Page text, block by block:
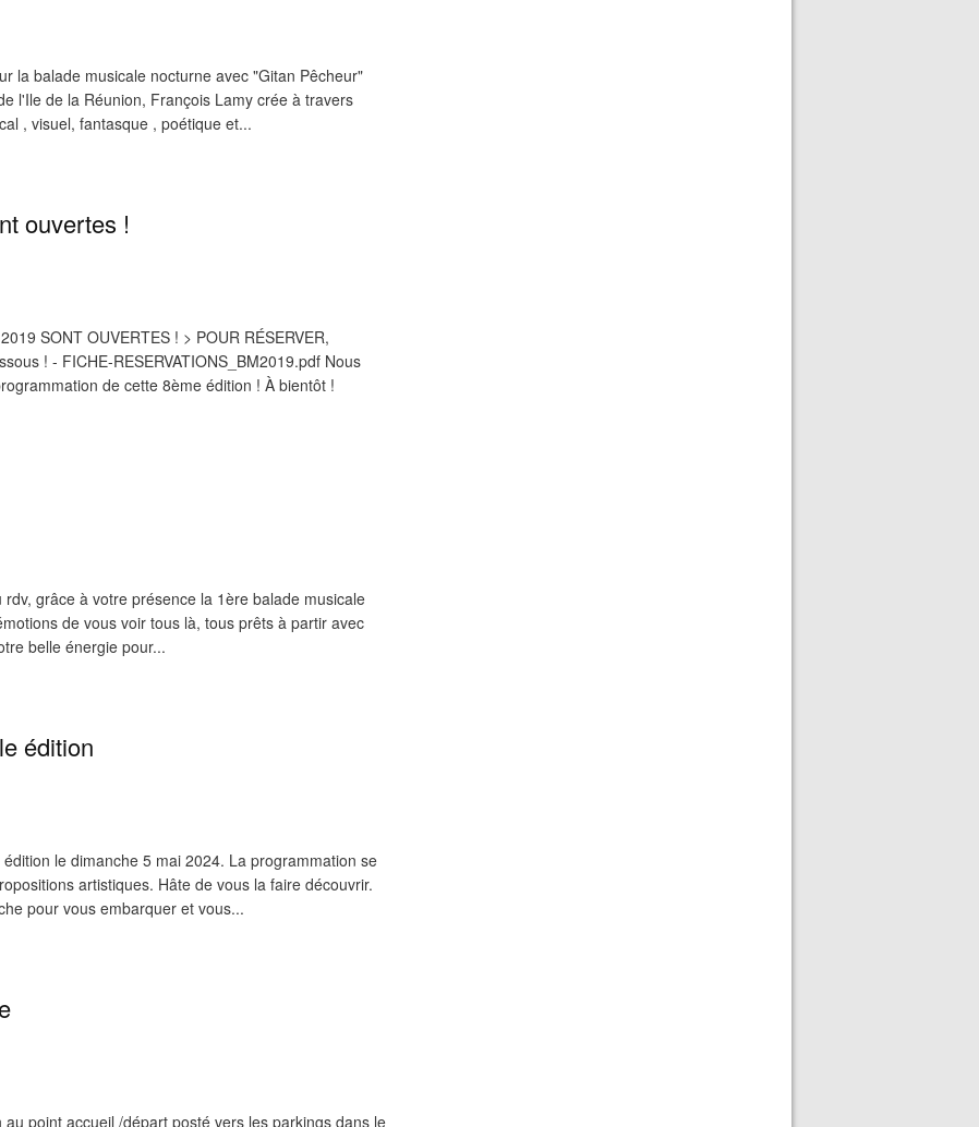
la balade musicale nocturne avec "Gitan Pêcheur"
l'Ile de la Réunion, François Lamy crée à travers
, visuel, fantasque , poétique et...
ouvertes !
SONT OUVERTES ! > POUR RÉSERVER,
! - FICHE-RESERVATIONS_BM2019.pdf Nous
de cette 8ème édition ! À bientôt !
grâce à votre présence la 1ère balade musicale
de vous voir tous là, tous prêts à partir avec
belle énergie pour...
édition
le dimanche 5 mai 2024. La programmation se
artistiques. Hâte de vous la faire découvrir.
pour vous embarquer et vous...
point accueil /départ posté vers les parkings dans le